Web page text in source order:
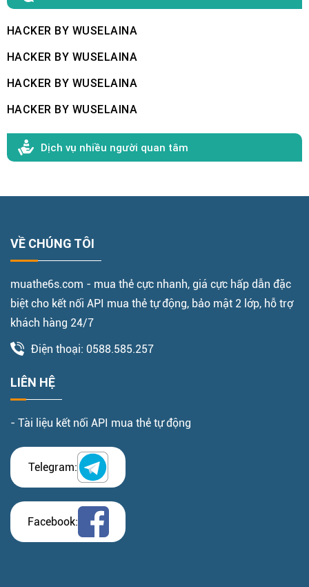
HACKER BY WUSELAINA
HACKER BY WUSELAINA
HACKER BY WUSELAINA
HACKER BY WUSELAINA
Dịch vụ nhiều người quan tâm
VỀ CHÚNG TÔI
muathe6s.com - mua thẻ cực nhanh, giá cực hấp dẫn đặc
biệt cho kết nối API mua thẻ tự động, bảo mật 2 lớp, hỗ trợ
khách hàng 24/7
Điện thoại: 0588.585.257
LIÊN HỆ
- Tài liệu kết nối API mua thẻ tự động
Telegram:
Facebook: